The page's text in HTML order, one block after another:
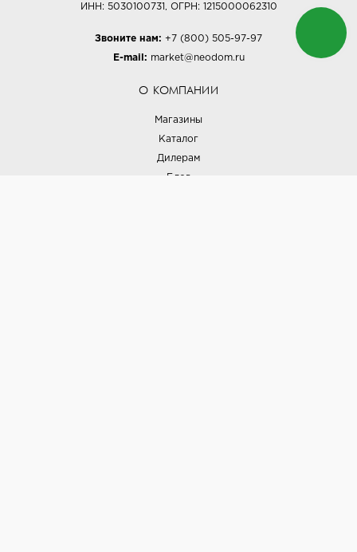
ИНН: 5030100731, ОГРН: 1215000062310
Звоните нам: +7 (800) 505-97-97
E-mail: market@neodom.ru
О КОМПАНИИ
Магазины
Каталог
Дилерам
Блог